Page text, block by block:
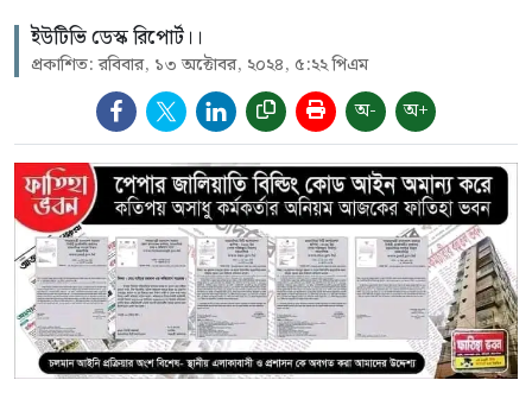
ইউটিভি ডেস্ক রিপোর্ট।।
প্রকাশিত: রবিবার, ১৩ অক্টোবর, ২০২৪, ৫:২২ পিএম
অ- অ+